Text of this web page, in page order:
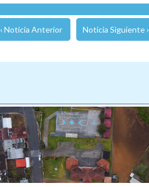
‹ Noticia Anterior Noticia Siguiente ›